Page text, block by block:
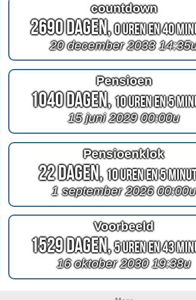
countdown
2690 Dagen,0 Uren en 40
20 december 2033
Pensioen
1040 Dagen,10 Uren en 5
15 juni 2029 00:00u
Pensioenklok
22 Dagen,10 Uren en 5
1 september 2026 00:00u
Voorbeeld
1529 Dagen,5 Uren en 43
16 oktober 2030 19:38u